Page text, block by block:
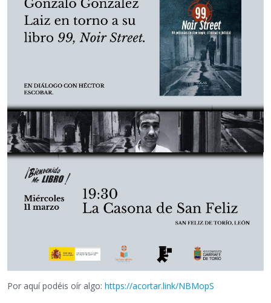
Por aquí podéis oír algo: https://acortar.link/NBMopS